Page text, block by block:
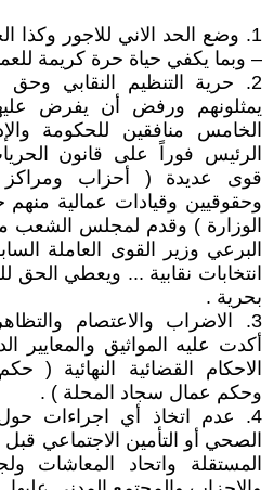
– وبما يكفي حياة حرة كريمة
2. حرية التنظيم النقابي
يمثلونهم ورفض أن يفرض
الخامس منافقين للحكومة
الرئيس فوراً على قانون
قوى عديدة ( أحزاب ومراكز
وحقوقيين وقيادات عمالية منهم
الوزارة ) وقدم لمجلس الشعب
البرعي وزير القوى العاملة
انتخابات نقابية ... ويعطي الحق
بحرية .
3. الاضراب والاعتصام
أكدت عليه المواثيق والمعايير
الاحكام القضائية النهائية (
وحكم عمال سجاد المحلة ) .
4. عدم اتخاذ أي اجراءات حول
الصحي أو التأمين الاجتماعي
المستقلة واتحاد المعاشات